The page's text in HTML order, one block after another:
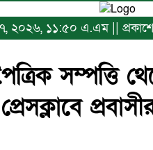
৭, ২০২৬, ১১:৫০ এ.এম ||
সম্পত্তি